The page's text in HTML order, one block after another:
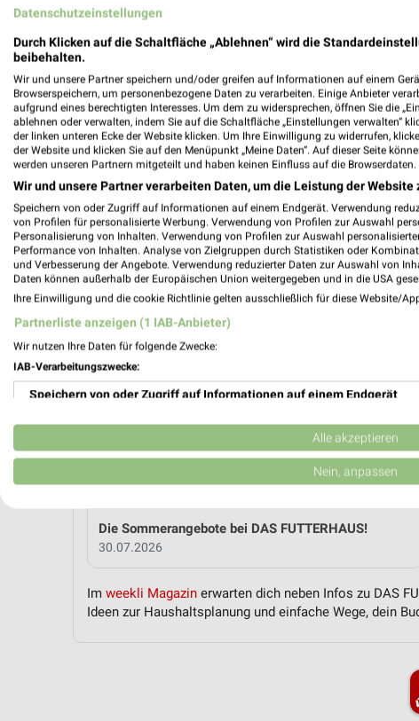
Angebote-Kalender für DAS
Aug.
03 Mo 04Di 05 Mi 06 Do 07 Fr
DAS FUTTERHAUS - Sommer Knaller
MEHR
weekli Magazin
Die Sommerangebote bei DAS FUTTERHAUS!
30.07.2026
Im weekli Magazin erwarten dich neben Infos zu DAS
Ideen zur Haushaltsplanung und einfache Wege, dein
Datenschutzeinstellungen
Durch Klicken auf die Schaltfläche „Ablehnen“ wird die
beibehalten.
Wir und unsere Partner speichern und/oder greifen auf Informationen auf einem
Browserspeichern, um personenbezogene Daten zu verarbeiten. Einige Anbieter
aufgrund eines berechtigten Interesses. Um dem zu widersprechen, öffnen Sie die
ablehnen oder verwalten, indem Sie auf die Schaltfläche „Einstellungen verwalten“
der linken unteren Ecke der Website klicken. Um Ihre Einwilligung zu widerrufen,
der Website und klicken Sie auf den Menüpunkt „Meine Daten“. Auf dieser Seite
werden unseren Partnern mitgeteilt und haben keinen Einfluss auf die Browserdaten.
Wir und unsere Partner verarbeiten Daten, um die Leistung der
Speichern von oder Zugriff auf Informationen auf einem Endgerät. Verwendung
von Profilen für personalisierte Werbung. Verwendung von Profilen zur Auswahl
Personalisierung von Inhalten. Verwendung von Profilen zur Auswahl
Performance von Inhalten. Analyse von Zielgruppen durch Statistiken oder
und Verbesserung der Angebote. Verwendung reduzierter Daten zur Auswahl von
Daten können außerhalb der Europäischen Union weitergegeben und in die USA
Ihre Einwilligung und die cookie Richtlinie gelten ausschließlich für diese Website/
Partnerliste anzeigen (1 IAB-Anbieter)
Wir nutzen Ihre Daten für folgende Zwecke:
IAB-Verarbeitungszwecke:
Speichern von oder Zugriff auf Informationen auf einem Endgerät
Verwendung reduzierter Daten zur Auswahl von Werbeanzeigen
Erstellung von Profilen für personalisierte Werbung
Erstellung von Profilen zur Personalisierung von Inhalten
Messung der Werbeleistung
Analyse von Zielgruppen durch Statistiken oder Kombinationen von
Alle akzeptieren
Nein, anpassen